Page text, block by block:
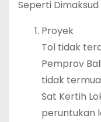
Seperti Dimaksud
Proyek
Tol tidak
Pemprov
tidak
Sat Kertih
peruntukan